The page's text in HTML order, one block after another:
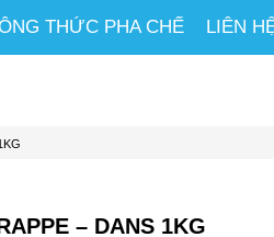
THỨC PHA CHẾ LIÊN
– DANS 1KG